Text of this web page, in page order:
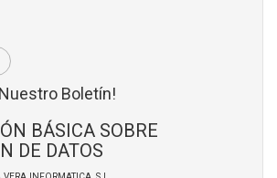
Boletín!
BÁSICA SOBRE
DE DATOS